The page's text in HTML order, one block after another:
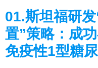
01.斯坦福研
置”策略：成
免疫性1型糖